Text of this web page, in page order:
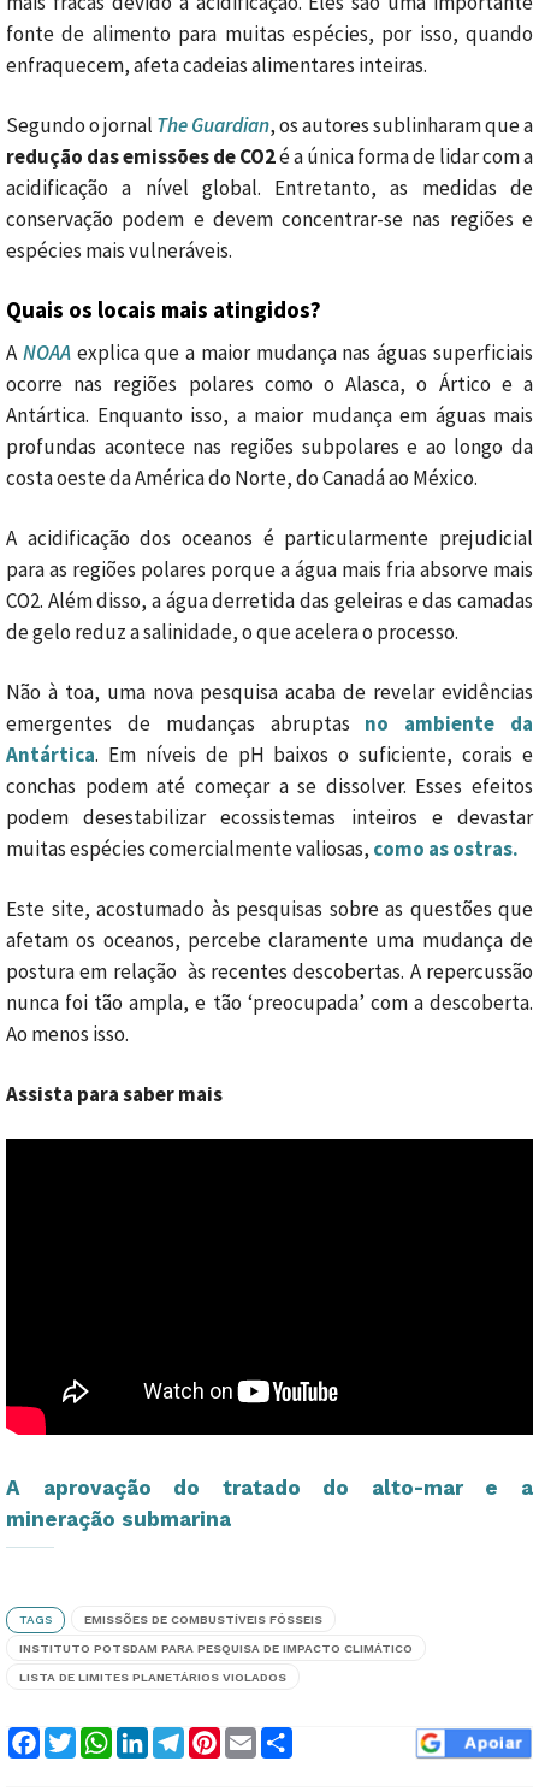
fonte de alimento para muitas espécies, por isso, quando
enfraquecem, afeta cadeias alimentares inteiras.
Segundo o jornal The Guardian, os autores sublinharam que a
redução das emissões de CO2é a única forma de lidar com a
acidificação a nível global. Entretanto, as medidas de
conservação podem e devem concentrar-se nas regiões e
espécies mais vulneráveis.
Quais os locais mais atingidos?
A NOAA explica que a maior mudança nas águas superficiais
ocorre nas regiões polares como o Alasca, o Ártico e a
Antártica. Enquanto isso, a maior mudança em águas mais
profundas acontece nas regiões subpolares e ao longo da
costa oeste da América do Norte, do Canadá ao México.
A acidificação dos oceanos é particularmente prejudicial
para as regiões polares porque a água mais fria absorve mais
CO2. Além disso, a água derretida das geleiras e das camadas
de gelo reduz a salinidade, o que acelera o processo.
Não à toa, uma nova pesquisa acaba de revelar evidências
emergentes de mudanças abruptas no ambiente da
Antártica. Em níveis de pH baixos o suficiente, corais e
conchas podem até começar a se dissolver. Esses efeitos
podem desestabilizar ecossistemas inteiros e devastar
muitas espécies comercialmente valiosas, como as ostras.
Este site, acostumado às pesquisas sobre as questões que
afetam os oceanos, percebe claramente uma mudança de
postura em relação às recentes descobertas. A repercussão
nunca foi tão ampla, e tão ‘preocupada’ com a descoberta.
Ao menos isso.
Assista para saber mais
A aprovação do tratado do alto-mar e a
mineração submarina
TAGS EMISSÕES DE COMBUSTÍVEIS FÓSSEIS
INSTITUTO POTSDAM PARA PESQUISA DE IMPACTO CLIMÁTICO
LISTA DE LIMITES PLANETÁRIOS VIOLADOS
Facebook
TwitterWhatsApp
LinkedInTelegram
Pinterest
Email